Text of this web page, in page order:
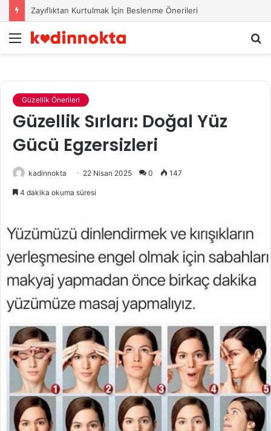
Zayıflıktan Kurtulmak İçin Beslenme Önerileri
Menü
Güzellik Önerileri
Güzellik Sırları: Doğal Yüz
Gücü Egzersizleri
kadinnokta 22 Nisan 2025 0 147
4 dakika okuma süresi